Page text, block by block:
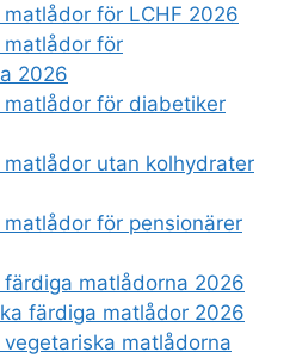
för LCHF 2026
för
2026
för diabetiker
utan kolhydrater
för pensionärer
matlådorna 2026
färdiga matlådor 2026
matlådorna